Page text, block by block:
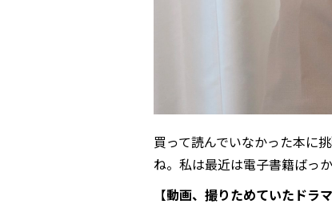
買って読んでいなかった本に
ね。私は最近は電子書籍ばっ
【動画、撮りためていたドラ